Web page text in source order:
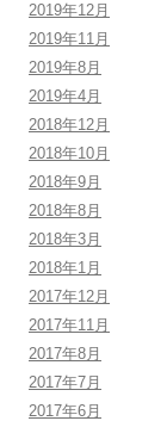
2019年12月
2019年11月
2019年8月
2019年4月
2018年12月
2018年10月
2018年9月
2018年8月
2018年3月
2018年1月
2017年12月
2017年11月
2017年8月
2017年7月
2017年6月